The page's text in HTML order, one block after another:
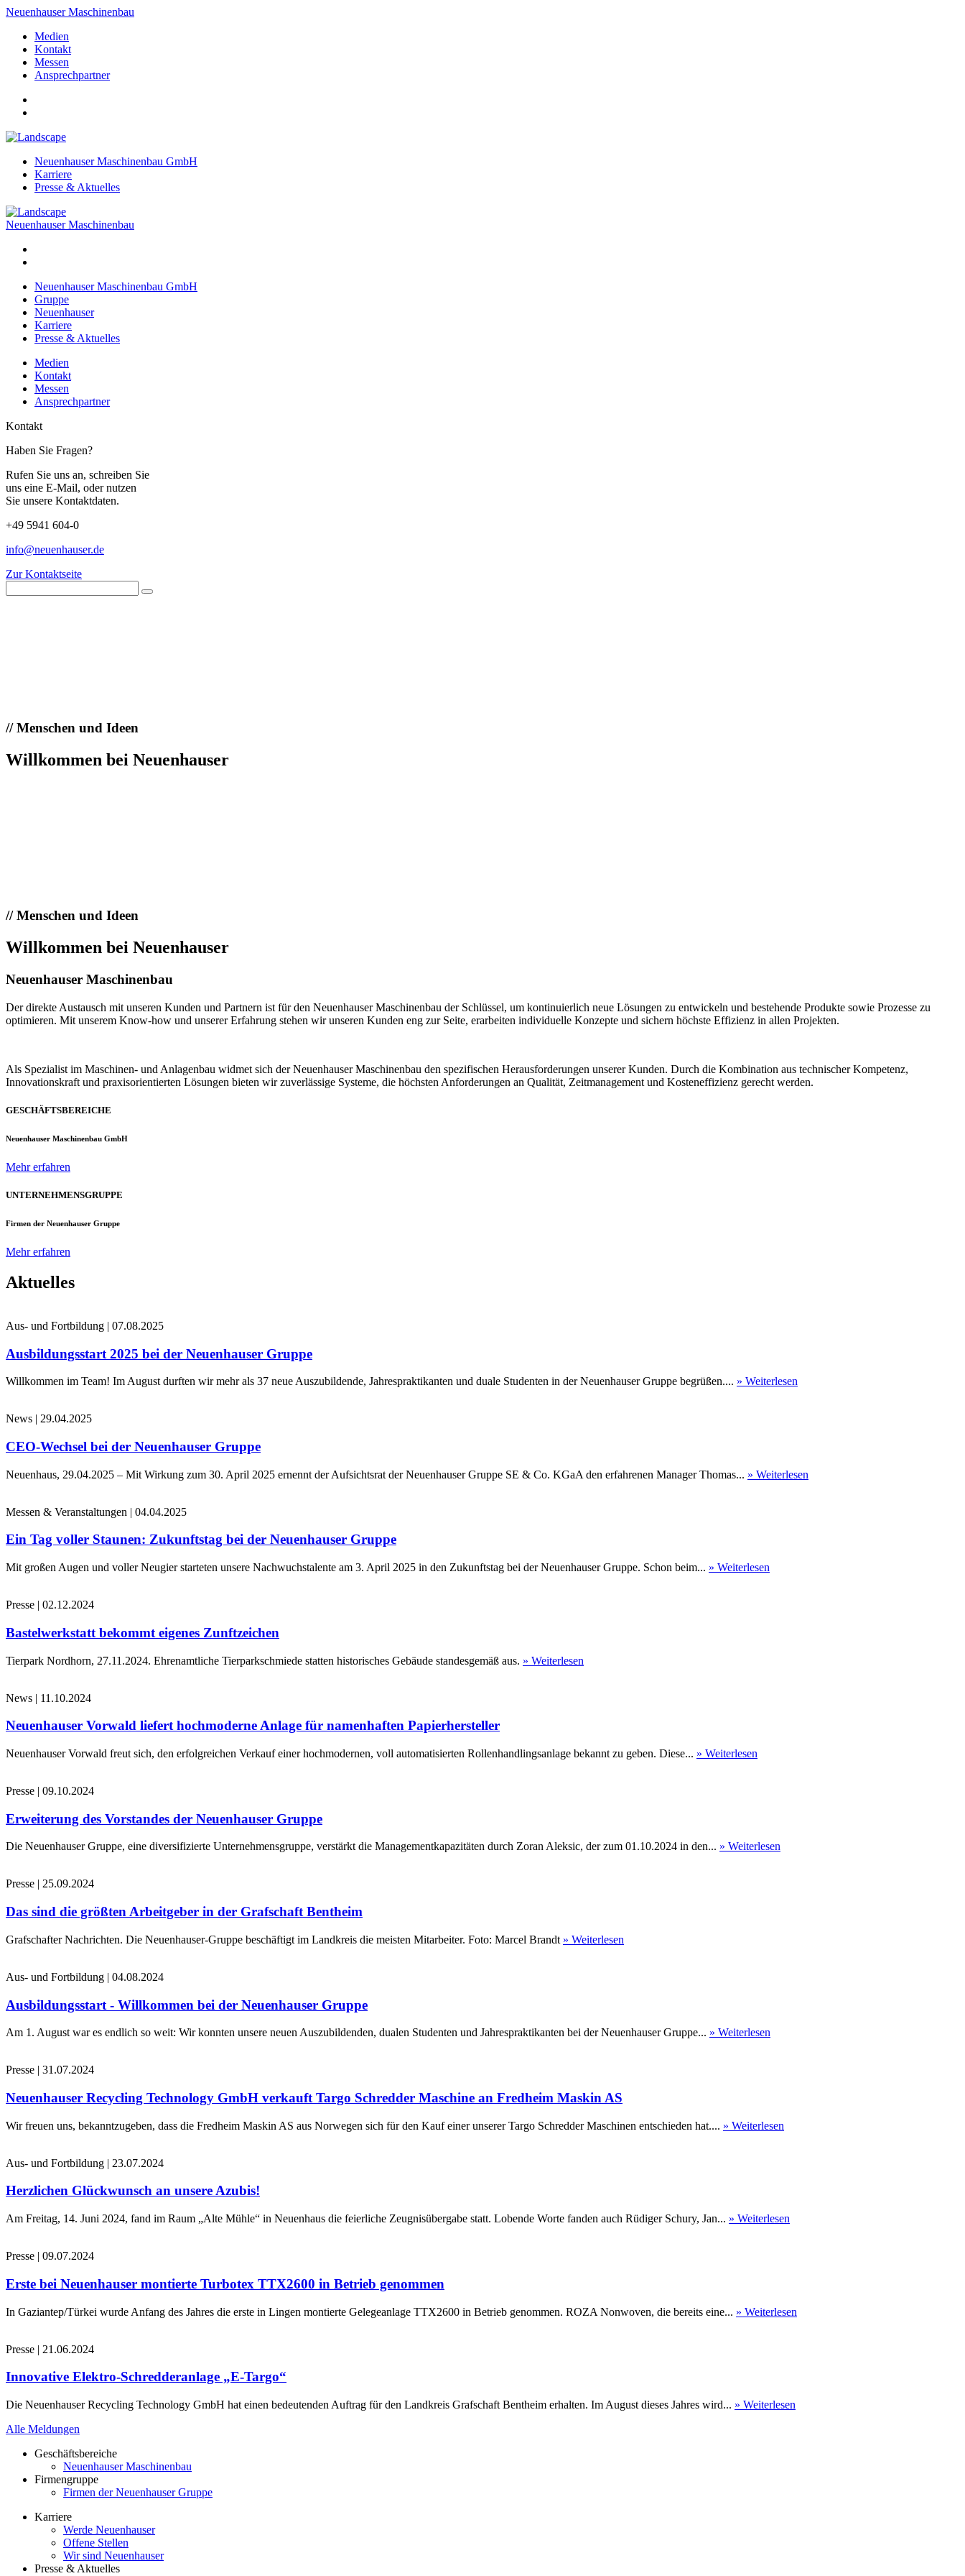
Neuenhauser Maschinenbau
Medien
Kontakt
Messen
Ansprechpartner
Neuenhauser Maschinenbau GmbH
Karriere
Presse & Aktuelles
Neuenhauser Maschinenbau
Neuenhauser Maschinenbau GmbH
Gruppe
Neuenhauser
Karriere
Presse & Aktuelles
Medien
Kontakt
Messen
Ansprechpartner
Kontakt
Haben Sie Fragen?
Rufen Sie uns an, schreiben Sie
uns eine E-Mail, oder nutzen
Sie unsere Kontaktdaten.
+49 5941 604-0
info@neuenhauser.de
Zur Kontaktseite
//Menschen und Ideen
Willkommen bei Neuenhauser
//Menschen und Ideen
Willkommen bei Neuenhauser
Neuenhauser Maschinenbau
Der direkte Austausch mit unseren Kunden und Partnern ist für den Neuenhauser Maschinenbau der Schlüssel, um kontinuierlich neue Lösungen zu entwickeln und bestehende Produkte sowie Prozesse zu
optimieren. Mit unserem Know-how und unserer Erfahrung stehen wir unseren Kunden eng zur Seite, erarbeiten individuelle Konzepte und sichern höchste Effizienz in allen Projekten.
Als Spezialist im Maschinen- und Anlagenbau widmet sich der Neuenhauser Maschinenbau den spezifischen Herausforderungen unserer Kunden. Durch die Kombination aus technischer Kompetenz,
Innovationskraft und praxisorientierten Lösungen bieten wir zuverlässige Systeme, die höchsten Anforderungen an Qualität, Zeitmanagement und Kosteneffizienz gerecht werden.
GESCHÄFTSBEREICHE
Neuenhauser Maschinenbau GmbH
Mehr erfahren
UNTERNEHMENSGRUPPE
Firmen der Neuenhauser Gruppe
Mehr erfahren
Aktuelles
Aus- und Fortbildung | 07.08.2025
Ausbildungsstart 2025 bei der Neuenhauser Gruppe
Willkommen im Team! Im August durften wir mehr als 37 neue Auszubildende, Jahrespraktikanten und duale Studenten in der Neuenhauser Gruppe begrüßen.... » Weiterlesen
News | 29.04.2025
CEO-Wechsel bei der Neuenhauser Gruppe
Neuenhaus, 29.04.2025 – Mit Wirkung zum 30. April 2025 ernennt der Aufsichtsrat der Neuenhauser Gruppe SE & Co. KGaA den erfahrenen Manager Thomas... » Weiterlesen
Messen & Veranstaltungen | 04.04.2025
Ein Tag voller Staunen: Zukunftstag bei der Neuenhauser Gruppe
Mit großen Augen und voller Neugier starteten unsere Nachwuchstalente am 3. April 2025 in den Zukunftstag bei der Neuenhauser Gruppe. Schon beim... » Weiterlesen
Presse | 02.12.2024
Bastelwerkstatt bekommt eigenes Zunftzeichen
Tierpark Nordhorn, 27.11.2024. Ehrenamtliche Tierparkschmiede statten historisches Gebäude standesgemäß aus. » Weiterlesen
News | 11.10.2024
Neuenhauser Vorwald liefert hochmoderne Anlage für namenhaften Papierhersteller
Neuenhauser Vorwald freut sich, den erfolgreichen Verkauf einer hochmodernen, voll automatisierten Rollenhandlingsanlage bekannt zu geben. Diese... » Weiterlesen
Presse | 09.10.2024
Erweiterung des Vorstandes der Neuenhauser Gruppe
Die Neuenhauser Gruppe, eine diversifizierte Unternehmensgruppe, verstärkt die Managementkapazitäten durch Zoran Aleksic, der zum 01.10.2024 in den... » Weiterlesen
Presse | 25.09.2024
Das sind die größten Arbeitgeber in der Grafschaft Bentheim
Grafschafter Nachrichten. Die Neuenhauser-Gruppe beschäftigt im Landkreis die meisten Mitarbeiter. Foto: Marcel Brandt » Weiterlesen
Aus- und Fortbildung | 04.08.2024
Ausbildungsstart - Willkommen bei der Neuenhauser Gruppe
Am 1. August war es endlich so weit: Wir konnten unsere neuen Auszubildenden, dualen Studenten und Jahrespraktikanten bei der Neuenhauser Gruppe... » Weiterlesen
Presse | 31.07.2024
Neuenhauser Recycling Technology GmbH verkauft Targo Schredder Maschine an Fredheim Maskin AS
Wir freuen uns, bekanntzugeben, dass die Fredheim Maskin AS aus Norwegen sich für den Kauf einer unserer Targo Schredder Maschinen entschieden hat.... » Weiterlesen
Aus- und Fortbildung | 23.07.2024
Herzlichen Glückwunsch an unsere Azubis!
Am Freitag, 14. Juni 2024, fand im Raum „Alte Mühle“ in Neuenhaus die feierliche Zeugnisübergabe statt. Lobende Worte fanden auch Rüdiger Schury, Jan... » Weiterlesen
Presse | 09.07.2024
Erste bei Neuenhauser montierte Turbotex TTX2600 in Betrieb genommen
In Gaziantep/Türkei wurde Anfang des Jahres die erste in Lingen montierte Gelegeanlage TTX2600 in Betrieb genommen. ROZA Nonwoven, die bereits eine... » Weiterlesen
Presse | 21.06.2024
Innovative Elektro-Schredderanlage „E-Targo“
Die Neuenhauser Recycling Technology GmbH hat einen bedeutenden Auftrag für den Landkreis Grafschaft Bentheim erhalten. Im August dieses Jahres wird... » Weiterlesen
Alle Meldungen
Geschäftsbereiche
Neuenhauser Maschinenbau
Firmengruppe
Firmen der Neuenhauser Gruppe
Karriere
Werde Neuenhauser
Offene Stellen
Wir sind Neuenhauser
Presse & Aktuelles